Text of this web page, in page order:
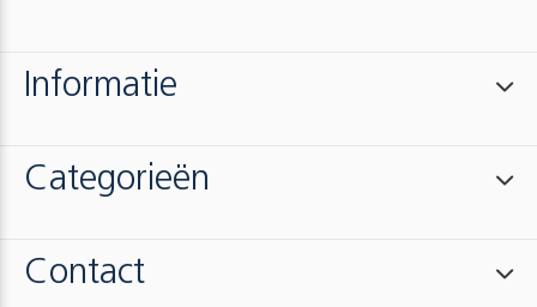
Informatie
Categorieën
Contact